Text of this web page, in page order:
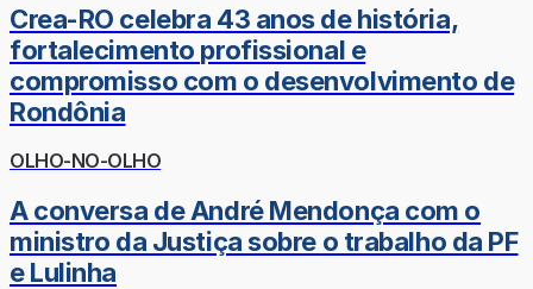
Crea-RO celebra 43 anos de história,
fortalecimento profissional e
compromisso com o desenvolvimento de
Rondônia
OLHO-NO-OLHO
A conversa de André Mendonça com o
ministro da Justiça sobre o trabalho da PF
e Lulinha